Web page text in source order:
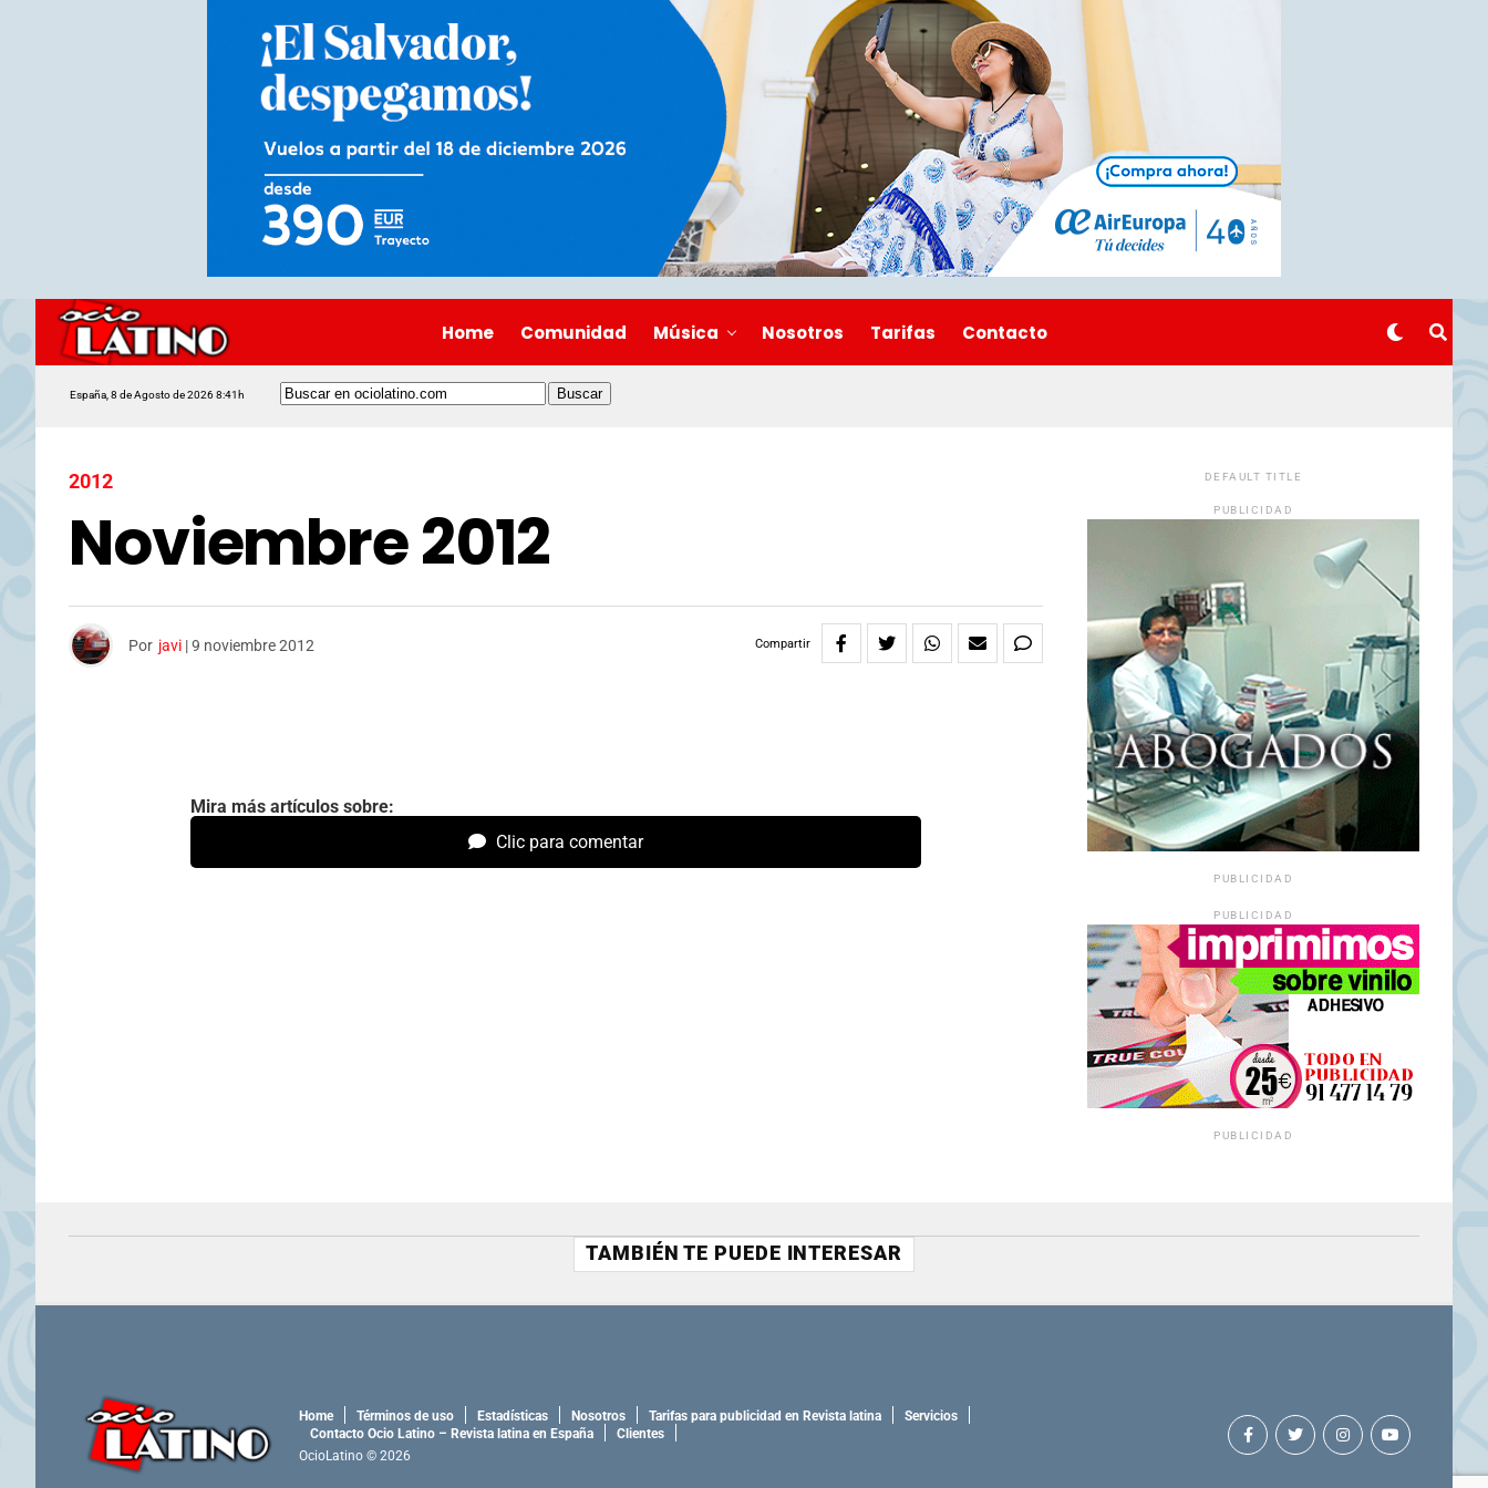
Home Comunidad Música Nosotros Tarifas Contacto
España, 8 de Agosto de 2026 8:41h
2012
Noviembre 2012
Por javi |9 noviembre 2012 Compartir
Mira más artículos sobre:
Clic para comentar
DEFAULT TITLE
PUBLICIDAD
PUBLICIDAD
PUBLICIDAD
PUBLICIDAD
TAMBIÉN TE PUEDE INTERESAR
Home Términos de uso Estadísticas Nosotros Tarifas para publicidad en Revista latina
Servicios
Contacto Ocio Latino – Revista latina en España
Clientes
OcioLatino © 2026